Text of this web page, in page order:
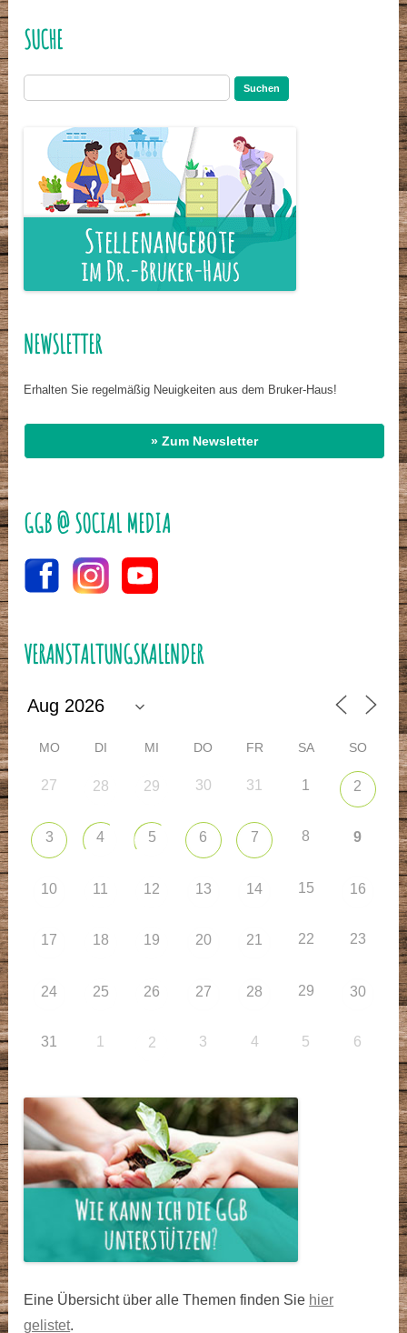
SUCHE
nach:
NEWSLETTER
Erhalten Sie regelmäßig Neuigkeiten aus dem Bruker-Haus!
» Zum Newsletter
GGB @ SOCIAL MEDIA
VERANSTALTUNGSKALENDER
MO DI MI DO FR SA SO
27 28 29 30 31 1 2
3 4 5 6 7 8 9
10 11 12 13 14 15 16
17 18 19 20 21 22 23
24 25 26 27 28 29 30
31 1 2 3 4 5 6
Eine Übersicht über alle Themen finden Sie hier
gelistet.